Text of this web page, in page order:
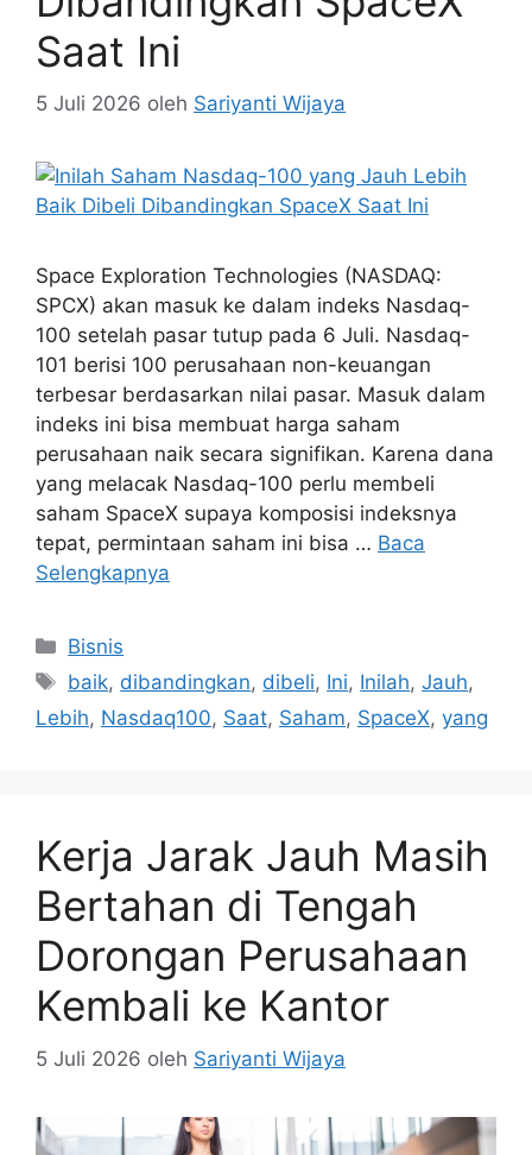
Saat Ini
5 Juli 2026 oleh Sariyanti Wijaya
Space Exploration Technologies (NASDAQ:
SPCX) akan masuk ke dalam indeks Nasdaq-
100 setelah pasar tutup pada 6 Juli. Nasdaq-
101 berisi 100 perusahaan non-keuangan
terbesar berdasarkan nilai pasar. Masuk dalam
indeks ini bisa membuat harga saham
perusahaan naik secara signifikan. Karena dana
yang melacak Nasdaq-100 perlu membeli
saham SpaceX supaya komposisi indeksnya
tepat, permintaan saham ini bisa … Baca
Selengkapnya
Kategori
Bisnis
Tag
baik, dibandingkan, dibeli, Ini, Inilah,Jauh,
Lebih, Nasdaq100, Saat, Saham, SpaceX, yang
Kerja Jarak Jauh Masih
Bertahan di Tengah
Dorongan Perusahaan
Kembali ke Kantor
5 Juli 2026 oleh Sariyanti Wijaya